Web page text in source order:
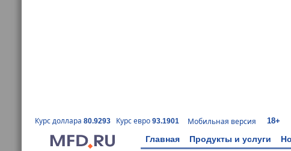
Курс доллара 80.9293 Курс евро 93.1901 Мобильная версия 18+
Главная Продукты и услуги